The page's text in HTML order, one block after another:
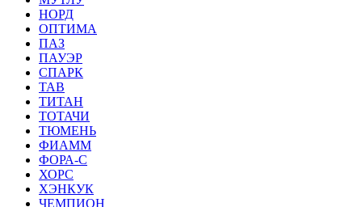
НОРД
ОПТИМА
ПАЗ
ПАУЭР
СПАРК
ТАВ
ТИТАН
ТОТАЧИ
ТЮМЕНЬ
ФИАММ
ФОРА-С
ХОРС
ХЭНКУК
ЧЕМПИОН